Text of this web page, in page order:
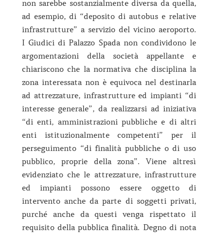
non sarebbe sostanzialmente diversa da quella,
ad esempio, di “deposito di autobus e relative
infrastrutture” a servizio del vicino aeroporto.
I Giudici di Palazzo Spada non condividono le
argomentazioni della società appellante e
chiariscono che la normativa che disciplina la
zona interessata non è equivoca nel destinarla
ad attrezzature, infrastrutture ed impianti “di
interesse generale”, da realizzarsi ad iniziativa
“di enti, amministrazioni pubbliche e di altri
enti istituzionalmente competenti” per il
perseguimento “di finalità pubbliche o di uso
pubblico, proprie della zona”. Viene altresì
evidenziato che le attrezzature, infrastrutture
ed impianti possono essere oggetto di
intervento anche da parte di soggetti privati,
purché anche da questi venga rispettato il
requisito della pubblica finalità. Degno di nota